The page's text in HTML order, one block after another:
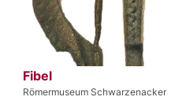
Fibel
Römermuseum Schwarzenacker